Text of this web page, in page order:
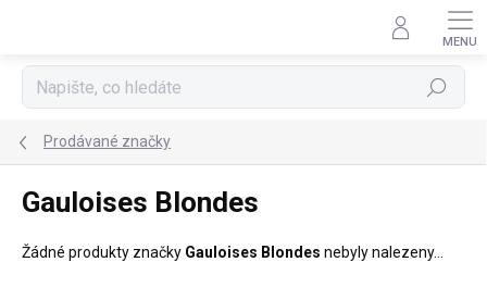
Hledat
Prodávané značky
Gauloises Blondes
Žádné produkty značky Gauloises Blondes nebyly nalezeny...